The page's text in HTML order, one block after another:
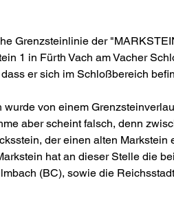
Grenzsteinlinie der
1 in Fürth Vach am Vacher
er sich im Schloßbereich
wurde von einem
aber scheint falsch, denn
der einen alten Markstein
hat an dieser Stelle die
(BC), sowie die